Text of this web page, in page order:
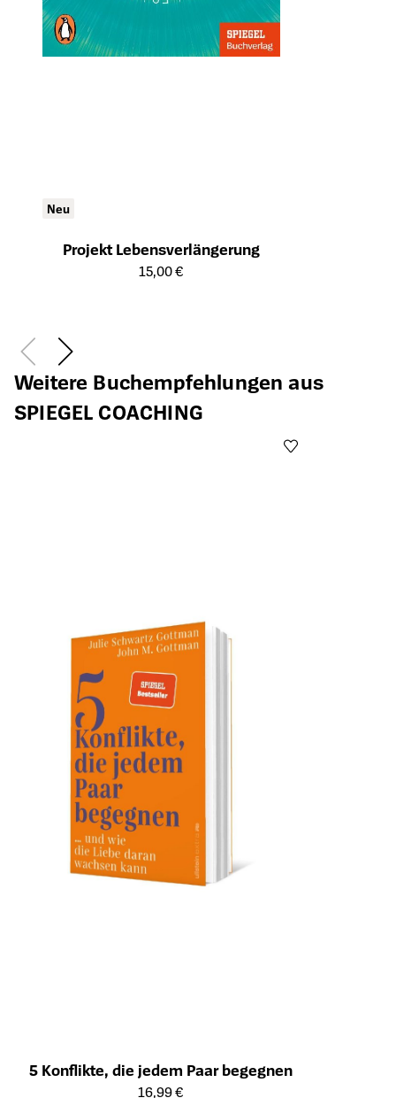
Neu
Projekt Lebensverlängerung
Öffnet die Detailseite des Produkts
15,00 €
Weitere Buchempfehlungen aus
SPIEGEL COACHING
5 Konflikte, die jedem Paar begegnen
Öffnet die Detailseite des Produkts
16,99 €